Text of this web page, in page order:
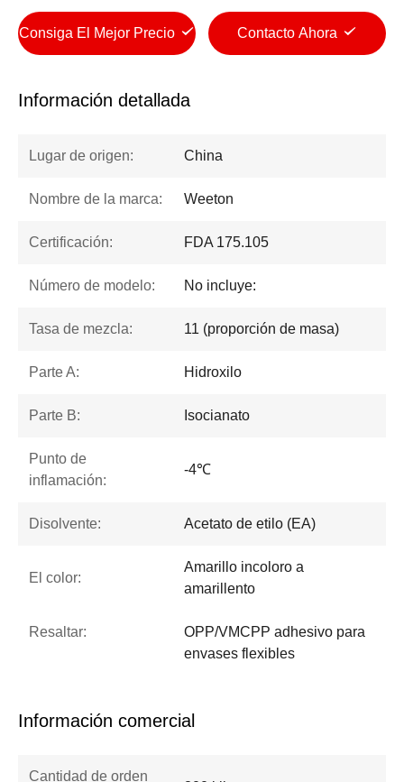
Consiga El Mejor Precio Contacto Ahora
Información detallada
Lugar de origen: China
Nombre de la marca: Weeton
Certificación: FDA 175.105
Número de modelo: No incluye:
Tasa de mezcla: 11 (proporción de masa)
Parte A: Hidroxilo
Parte B: Isocianato
Punto de
inflamación:
-4℃
Disolvente: Acetato de etilo (EA)
El color:
Amarillo incoloro a
amarillento
Resaltar:
OPP/VMCPP adhesivo para
envases flexibles
Información comercial
Cantidad de orden